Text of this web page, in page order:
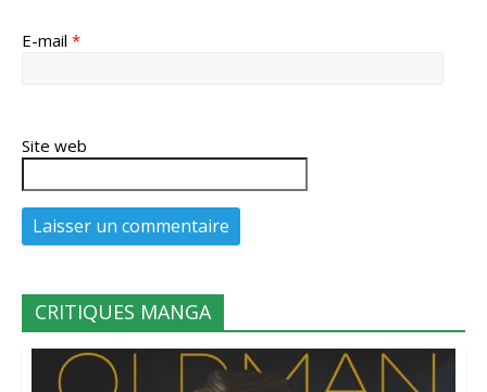
E-mail *
Site web
CRITIQUES MANGA